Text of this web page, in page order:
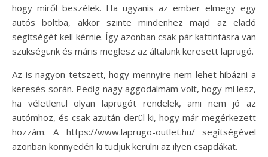
hogy miről beszélek. Ha ugyanis az ember elmegy egy
autós boltba, akkor szinte mindenhez majd az eladó
segítségét kell kérnie. Így azonban csak pár kattintásra van
szükségünk és máris meglesz az általunk keresett laprugó.
Az is nagyon tetszett, hogy mennyire nem lehet hibázni a
keresés során. Pedig nagy aggodalmam volt, hogy mi lesz,
ha véletlenül olyan laprugót rendelek, ami nem jó az
autómhoz, és csak azután derül ki, hogy már megérkezett
hozzám. A https://www.laprugo-outlet.hu/ segítségével
azonban könnyedén ki tudjuk kerülni az ilyen csapdákat.